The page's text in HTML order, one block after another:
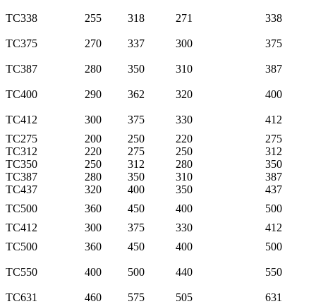
TC338 255 318 271 338
TC375 270 337 300 375
TC387 280 350 310 387
TC400 290 362 320 400
TC412 300 375 330
412
TC275
200 250 220
275
TC312
220 275 250
312
TC350
250 312 280
350
TC387
280 350 310
387
TC437
320 400 350
437
TC500
360 450 400
500
TC412
300 375 330
412
TC500
360 450 400 500
TC550 400 500 440 550
TC631 460 575 505
631